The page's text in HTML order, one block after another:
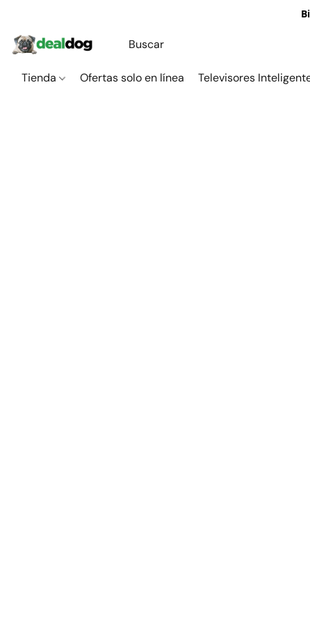
Tienda Ofertas solo en línea Televisores